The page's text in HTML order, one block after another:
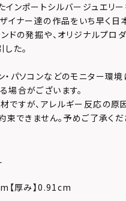
インポートシルバージュエリ
イナー達の作品をいち早く日
ドの発掘や、オリジナルプロ
た。
パソコンなどのモニター環境
場合がございます。
すが、アレルギー反応の原
できません。予めご了承くだ
【厚み】0.91cm